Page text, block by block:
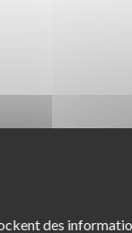
complémentaire :
des